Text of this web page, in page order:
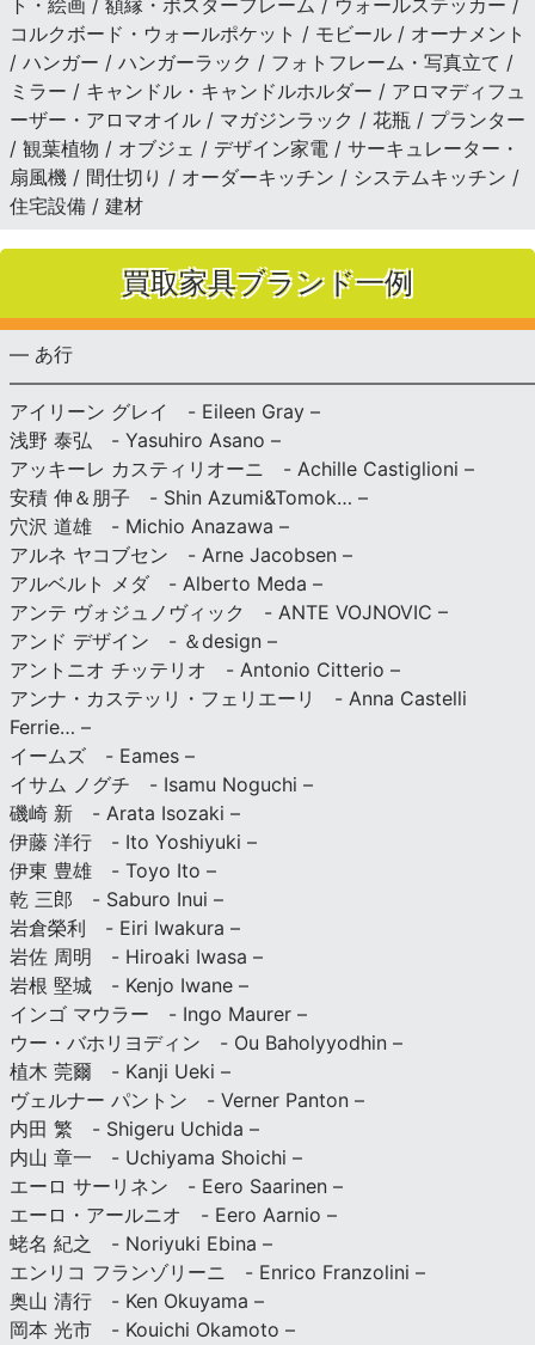
ト・絵画 / 額縁・ポスターフレーム / ウォールステッカー /
コルクボード・ウォールポケット / モビール / オーナメント
/ ハンガー / ハンガーラック / フォトフレーム・写真立て /
ミラー / キャンドル・キャンドルホルダー / アロマディフュ
ーザー・アロマオイル / マガジンラック / 花瓶 / プランター
/ 観葉植物 / オブジェ / デザイン家電 / サーキュレーター・
扇風機 / 間仕切り / オーダーキッチン / システムキッチン /
住宅設備 / 建材
買取家具ブランド一例
— あ行
アイリーン グレイ - Eileen Gray –
浅野 泰弘 - Yasuhiro Asano –
アッキーレ カスティリオーニ - Achille Castiglioni –
安積 伸＆朋子 - Shin Azumi&Tomok… –
穴沢 道雄 - Michio Anazawa –
アルネ ヤコブセン - Arne Jacobsen –
アルベルト メダ - Alberto Meda –
アンテ ヴォジュノヴィック - ANTE VOJNOVIC –
アンド デザイン - ＆design –
アントニオ チッテリオ - Antonio Citterio –
アンナ・カステッリ・フェリエーリ - Anna Castelli
Ferrie… –
イームズ - Eames –
イサム ノグチ - Isamu Noguchi –
磯崎 新 - Arata Isozaki –
伊藤 洋行 - Ito Yoshiyuki –
伊東 豊雄 - Toyo Ito –
乾 三郎 - Saburo Inui –
岩倉榮利 - Eiri Iwakura –
岩佐 周明 - Hiroaki Iwasa –
岩根 堅城 - Kenjo Iwane –
インゴ マウラー - Ingo Maurer –
ウー・バホリヨディン - Ou Baholyyodhin –
植木 莞爾 - Kanji Ueki –
ヴェルナー パントン - Verner Panton –
内田 繁 - Shigeru Uchida –
内山 章一 - Uchiyama Shoichi –
エーロ サーリネン - Eero Saarinen –
エーロ・アールニオ - Eero Aarnio –
蛯名 紀之 - Noriyuki Ebina –
エンリコ フランゾリーニ - Enrico Franzolini –
奥山 清行 - Ken Okuyama –
岡本 光市 - Kouichi Okamoto –